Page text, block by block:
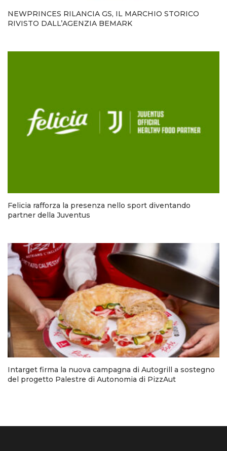
NEWPRINCES RILANCIA GS, IL MARCHIO STORICO
RIVISTO DALL’AGENZIA BEMARK
Felicia rafforza la presenza nello sport diventando
partner della Juventus
Intarget firma la nuova campagna di Autogrill a sostegno
del progetto Palestre di Autonomia di PizzAut